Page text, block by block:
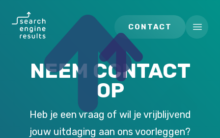
Search Engine Results
CONTACT Open
NEEM CONTACT
OP
Heb je een vraag of wil je vrijblijvend
jouw uitdaging aan ons voorleggen?